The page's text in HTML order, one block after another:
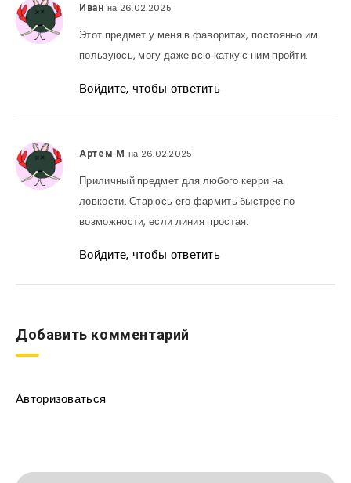
Иван на 26.02.2025
Этот предмет у меня в фаворитах, постоянно им
пользуюсь, могу даже всю катку с ним пройти.
Войдите, чтобы ответить
Артем М на 26.02.2025
Приличный предмет для любого керри на
ловкости. Старюсь его фармить быстрее по
возможности, если линия простая.
Войдите, чтобы ответить
Добавить комментарий
Авторизоваться